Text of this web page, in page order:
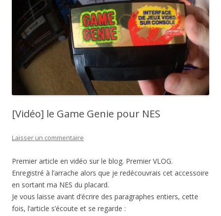
[Vidéo] le Game Genie pour NES
Laisser un commentaire
Premier article en vidéo sur le blog. Premier VLOG.
Enregistré à l’arrache alors que je redécouvrais cet accessoire
en sortant ma NES du placard.
Je vous laisse avant d’écrire des paragraphes entiers, cette
fois, l’article s’écoute et se regarde :